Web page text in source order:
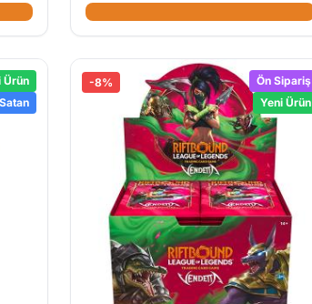
Ürün
-8%
Ön Sipariş
Yeni Ürün